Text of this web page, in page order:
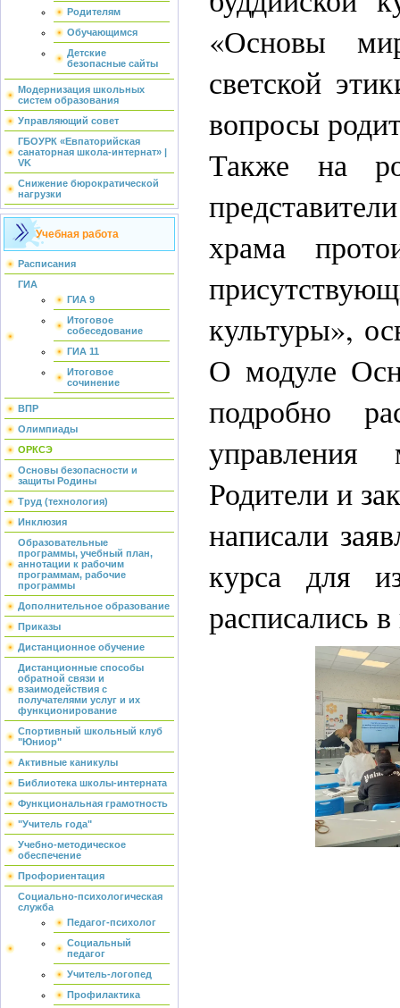
Родителям
Обучающимся
Детские
безопасные сайты
Модернизация школьных
систем образования
Управляющий совет
ГБОУРК «Евпаторийская
санаторная школа-интернат» |
VK
Снижение бюрократической
нагрузки
Учебная работа
Расписания
ГИА
ГИА 9
Итоговое
собеседование
ГИА 11
Итоговое
сочинение
ВПР
Олимпиады
ОРКСЭ
Основы безопасности и
защиты Родины
Труд (технология)
Инклюзия
Образовательные
программы, учебный план,
аннотации к рабочим
программам, рабочие
программы
Дополнительное образование
Приказы
Дистанционное обучение
Дистанционные способы
обратной связи и
взаимодействия с
получателями услуг и их
функционирование
Спортивный школьный клуб
"Юниор"
Активные каникулы
Библиотека школы-интерната
Функциональная грамотность
"Учитель года"
Учебно-методическое
обеспечение
Профориентация
Социально-психологическая
служба
Педагог-психолог
Социальный
педагог
Учитель-логопед
Профилактика
«Основы
светской
вопросы
Также на
храма
культуры»,
О модуле
подробно
Родители и
написали
курса для
расписались